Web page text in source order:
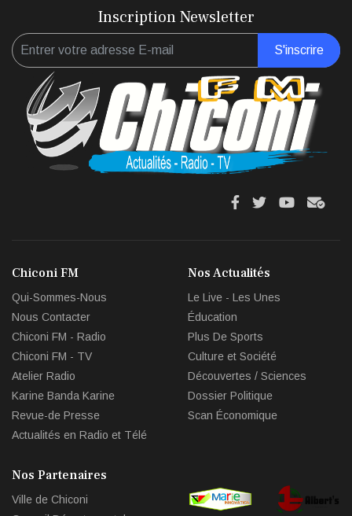
Inscription Newsletter
S'inscrire
fa
fa
fab
fas
Chiconi FM
Qui-Sommes-Nous
Nous Contacter
Chiconi FM - Radio
Chiconi FM - TV
Atelier Radio
Karine Banda Karine
Revue-de Presse
Actualités en Radio et Télé
Nos Actualités
Le Live - Les Unes
Éducation
Plus De Sports
Culture et Société
Découvertes / Sciences
Dossier Politique
Scan Économique
Nos Partenaires
Ville de Chiconi